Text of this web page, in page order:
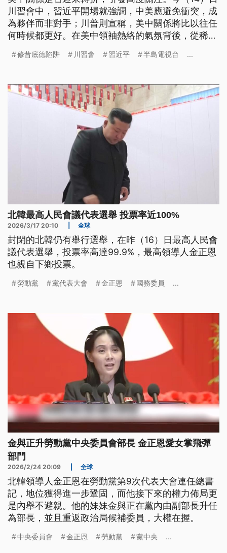
川習會中，習近平開場就強調，中美應避免衝突，成
為夥伴而非對手；川普則宣稱，美中關係將比以往任
何時候都更好。在美中領袖熱絡的氣氛背後，從稀
熱點。
修昔底德陷阱 川習會 習近平 半島電視台 ...
北韓最高人民會議代表選舉 投票率近100%
2026/3/17 20:10 全球
封閉的北韓仍有舉行選舉，在昨（16）日最高人民會
議代表選舉，投票率高達99.9%，最高領導人金正恩
也親自下鄉投票。
勞動黨 黨代表大會 金正恩 國務委員 ...
金與正升勞動黨中央委員會部長 金正恩愛女掌飛彈
部門
2026/2/24 20:09 全球
北韓領導人金正恩在勞動黨第9次代表大會連任總書
記，地位獲得進一步鞏固，而他接下來的權力佈局更
是內舉不避親。他的妹妹金與正在黨內由副部長升任
為部長，並且重返政治局候補委員，大權在握。
中央委員會 金正恩 勞動黨 黨中央 ...